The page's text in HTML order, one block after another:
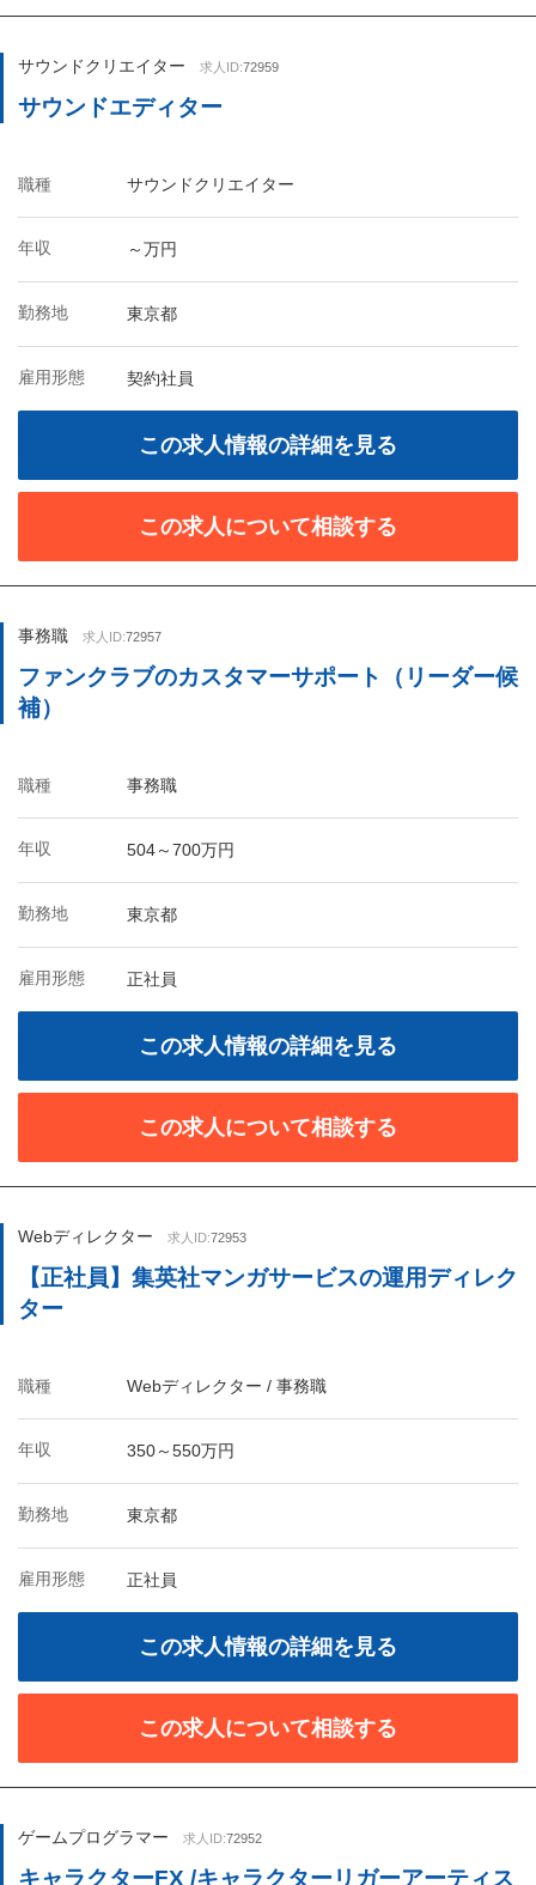
サウンドクリエイター 求人ID:72959
サウンドエディター
職種 サウンドクリエイター
年収 ～万円
勤務地 東京都
雇用形態 契約社員
この求人情報の詳細を見る
この求人について相談する
事務職 求人ID:72957
ファンクラブのカスタマーサポート（リーダー候
補）
職種 事務職
年収 504～700万円
勤務地 東京都
雇用形態 正社員
この求人情報の詳細を見る
この求人について相談する
Webディレクター 求人ID:72953
【正社員】集英社マンガサービスの運用ディレク
ター
職種 Webディレクター / 事務職
年収 350～550万円
勤務地 東京都
雇用形態 正社員
この求人情報の詳細を見る
この求人について相談する
ゲームプログラマー 求人ID:72952
キャラクターFX /キャラクターリガーアーティス